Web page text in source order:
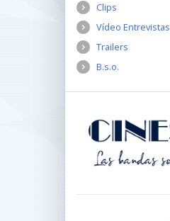
Clips
Vídeo Entrevistas
Trailers
B.s.o.